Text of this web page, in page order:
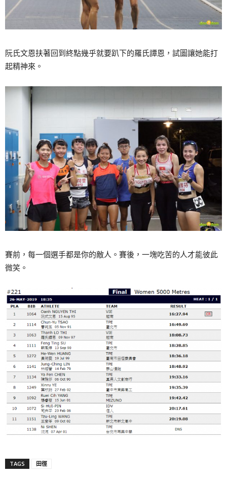
阮氏文恩扶著回到終點幾乎就要趴下的羅氏譚恩，試圖讓她能打
起精神來。
賽前，每一個選手都是你的敵人。賽後，一塊吃苦的人才能彼此
微笑。
TAGS 田徑